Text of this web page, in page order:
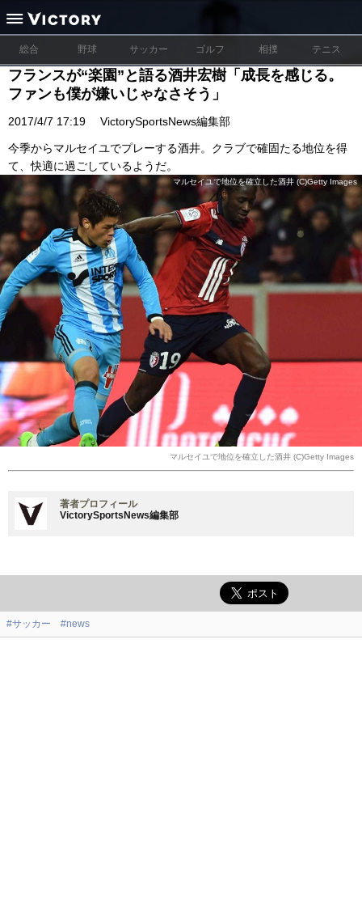
総合 野球 サッカー ゴルフ 相撲 テニス
フランスが“楽園”と語る酒井宏樹「成長を感じる。
ファンも僕が嫌いじゃなさそう」
2017/4/7 17:19 VictorySportsNews編集部
今季からマルセイユでプレーする酒井。クラブで確固たる地位を得
て、快適に過ごしているようだ。
マルセイユで地位を確立した酒井 (C)Getty Images
マルセイユで地位を確立した酒井 (C)Getty Images
著者プロフィール
VictorySportsNews編集部
#サッカー #news